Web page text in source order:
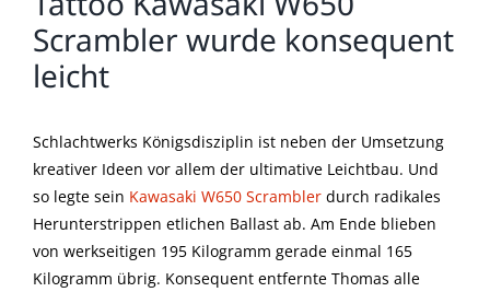
Scrambler wurde konsequent
leicht
Schlachtwerks Königsdisziplin ist neben der Umsetzung
kreativer Ideen vor allem der ultimative Leichtbau. Und
so legte sein Kawasaki W650 Scrambler durch radikales
Herunterstrippen etlichen Ballast ab. Am Ende blieben
von werkseitigen 195 Kilogramm gerade einmal 165
Kilogramm übrig. Konsequent entfernte Thomas alle